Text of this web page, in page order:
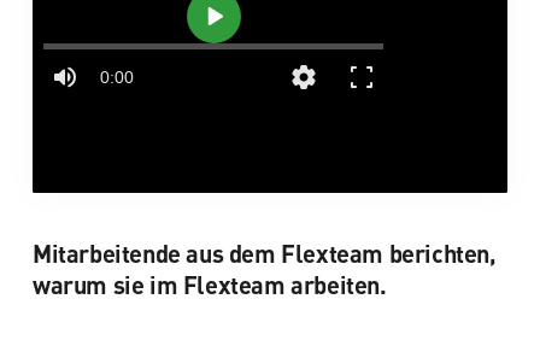
Mitarbeitende aus dem Flexteam berichten,
warum sie im Flexteam arbeiten.